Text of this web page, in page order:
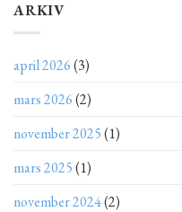
ARKIV
april 2026(3)
mars 2026(2)
november 2025(1)
mars 2025(1)
november 2024(2)